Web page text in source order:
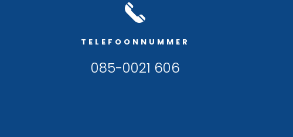
TELEFOONNUMMER
085-0021 606